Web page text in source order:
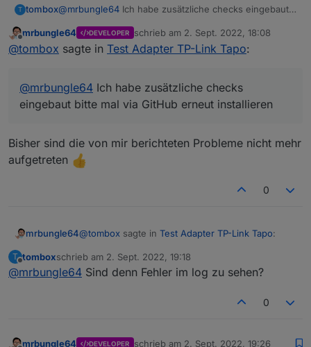
T tombox@mrbungle64 Ich habe zusätzliche checks eingebaut
Offline
mrbungle64 DEVELOPER schrieb am 2. Sept. 2022, 18:08
zuletzt editiert von
@tombox sagte in Test Adapter TP-Link Tapo:
@mrbungle64 Ich habe zusätzliche checks
eingebaut bitte mal via GitHub erneut installieren
Bisher sind die von mir berichteten Probleme nicht mehr
aufgetreten
0
mrbungle64@tombox sagte in Test Adapter TP-Link Tapo:
@mrbungle64Ich habe zusätzliche checks
T
Offline
tomboxschrieb am 2. Sept. 2022, 19:18
zuletzt editiert von
@mrbungle64 Sind denn Fehler im log zu sehen?
0
mrbungle64 DEVELOPER schrieb am 2. Sept. 2022, 19:26